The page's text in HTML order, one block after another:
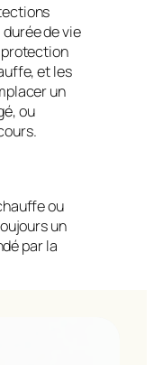
de vie
et les
un
ou
ou
un
par la